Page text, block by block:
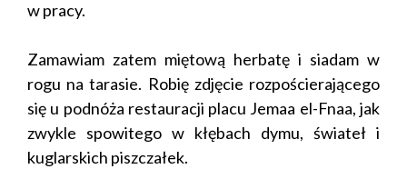
w pracy.
Zamawiam zatem miętową herbatę i siadam w
rogu na tarasie. Robię zdjęcie rozpościerającego
się u podnóża restauracji placu Jemaa el-Fnaa, jak
zwykle spowitego w kłębach dymu, świateł i
kuglarskich piszczałek.